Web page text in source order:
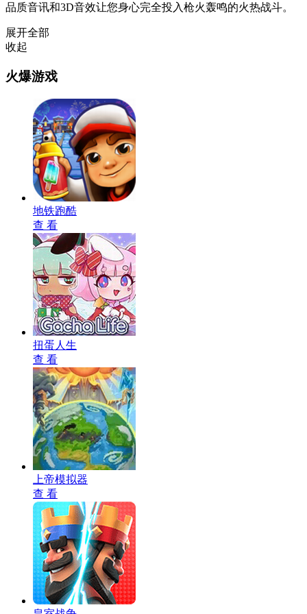
品质音讯和3D音效让您身心完全投入枪火轰鸣的火热战斗。
展开全部
收起
火爆游戏
地铁跑酷
查 看
扭蛋人生
查 看
上帝模拟器
查 看